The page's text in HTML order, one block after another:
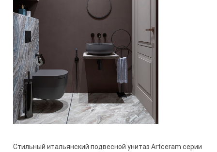
Стильный итальянский подвесной унитаз Artceram серии